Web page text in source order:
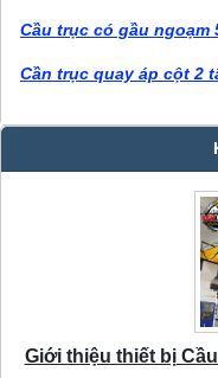
Cầu trục có gầu ngoạm
Cần trục quay áp cột 2
Giới thiệu thiết bị